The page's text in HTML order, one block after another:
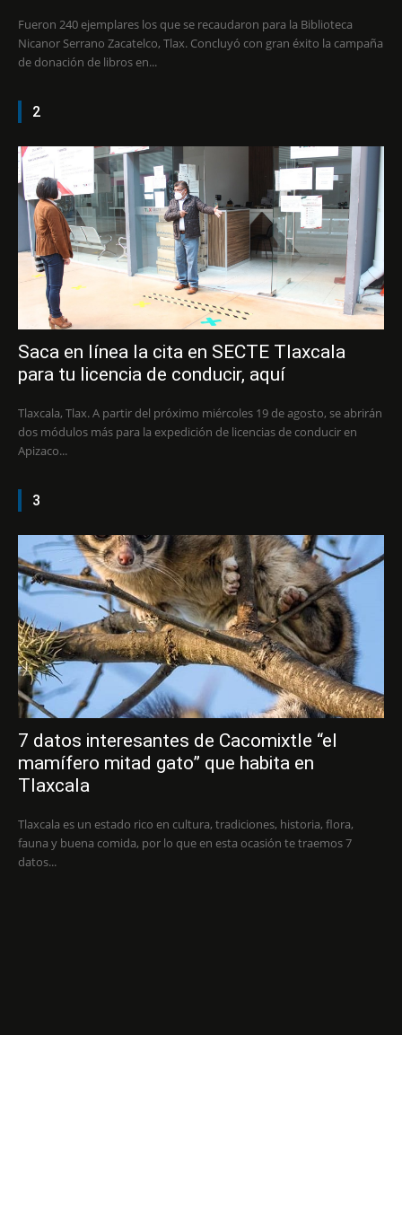
Fueron 240 ejemplares los que se recaudaron para la Biblioteca
Nicanor Serrano Zacatelco, Tlax. Concluyó con gran éxito la campaña
de donación de libros en...
2
Saca en línea la cita en SECTE Tlaxcala
para tu licencia de conducir, aquí
Tlaxcala, Tlax. A partir del próximo miércoles 19 de agosto, se abrirán
dos módulos más para la expedición de licencias de conducir en
Apizaco...
3
7 datos interesantes de Cacomixtle “el
mamífero mitad gato” que habita en
Tlaxcala
Tlaxcala es un estado rico en cultura, tradiciones, historia, flora,
fauna y buena comida, por lo que en esta ocasión te traemos 7
datos...